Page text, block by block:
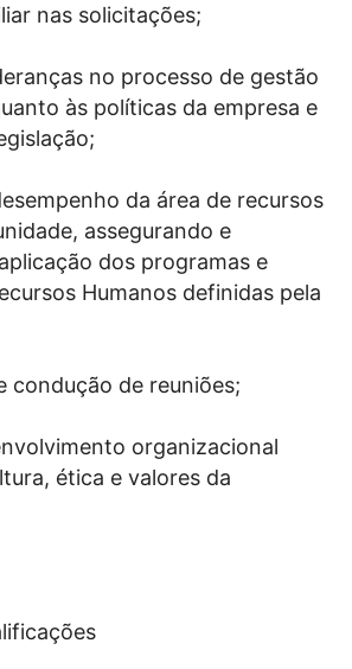
nas solicitações;
no processo de gestão
às políticas da empresa e
da área de recursos
assegurando e
dos programas e
Humanos definidas pela
condução de reuniões;
organizacional
ética e valores da